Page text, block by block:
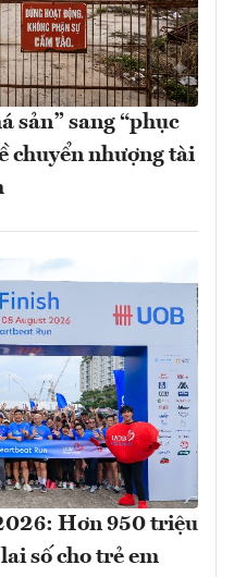
sản” sang “phục
chuyển nhượng tài
Hơn 950 triệu
số cho trẻ em